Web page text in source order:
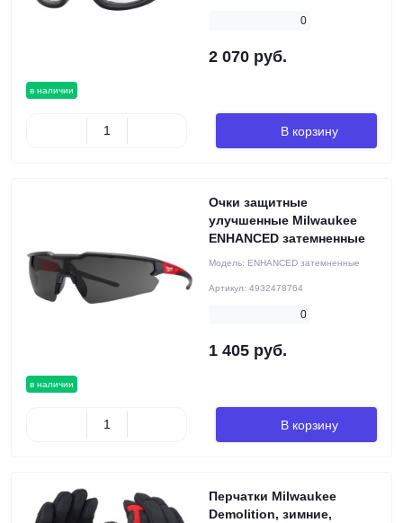
в наличии
0
2 070 руб.
В корзину
в наличии
Очки защитные
улучшенные Milwaukee
ENHANCED затемненные
Модель: ENHANCED затемненные
Артикул: 4932478764
0
1 405 руб.
В корзину
Перчатки Milwaukee
Demolition, зимние,